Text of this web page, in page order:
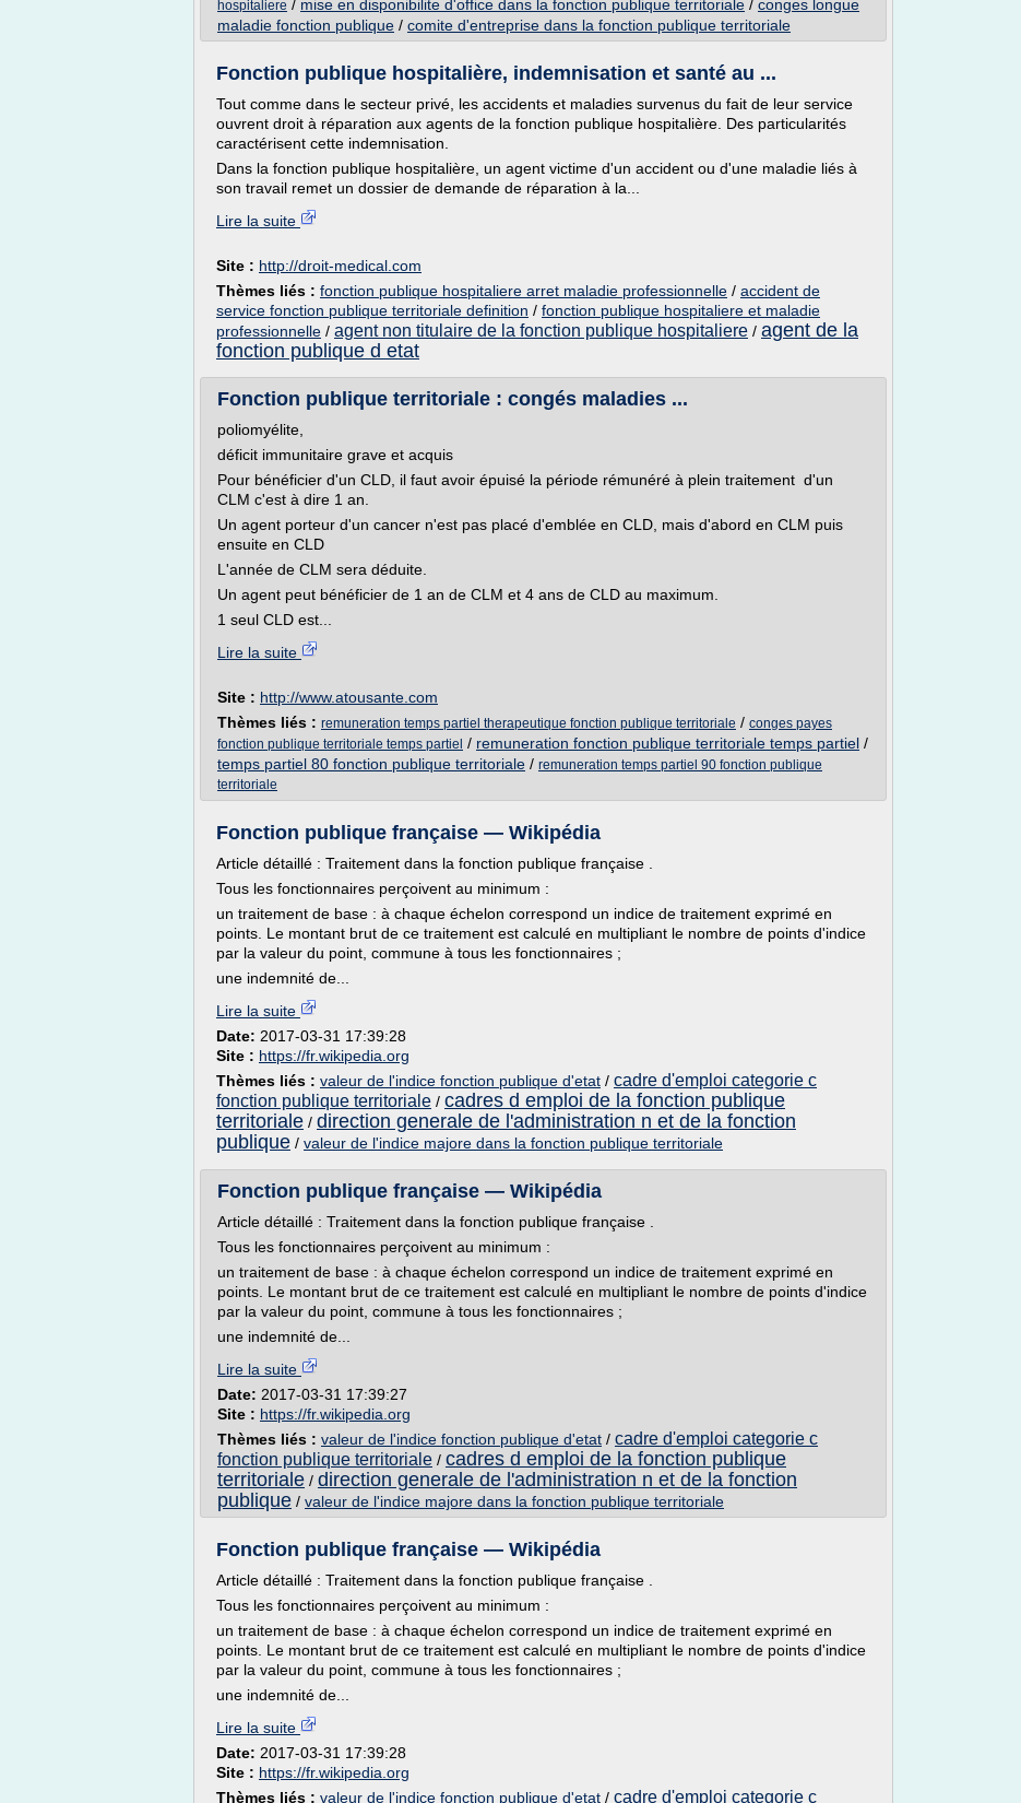
hospitaliere / mise en disponibilite d'office dans la fonction publique territoriale / conges longue
maladie fonction publique / comite d'entreprise dans la fonction publique territoriale
Fonction publique hospitalière, indemnisation et santé au ...
Tout comme dans le secteur privé, les accidents et maladies survenus du fait de leur service
ouvrent droit à réparation aux agents de la fonction publique hospitalière. Des particularités
caractérisent cette indemnisation.
Dans la fonction publique hospitalière, un agent victime d'un accident ou d'une maladie liés à
son travail remet un dossier de demande de réparation à la...
Lire la suite
Site : http://droit-medical.com
Thèmes liés : fonction publique hospitaliere arret maladie professionnelle / accident de
service fonction publique territoriale definition / fonction publique hospitaliere et maladie
professionnelle / agent non titulaire de la fonction publique hospitaliere / agent de la
fonction publique d etat
Fonction publique territoriale : congés maladies ...
poliomyélite,
déficit immunitaire grave et acquis
Pour bénéficier d'un CLD, il faut avoir épuisé la période rémunéré à plein traitement d'un
CLM c'est à dire 1 an.
Un agent porteur d'un cancer n'est pas placé d'emblée en CLD, mais d'abord en CLM puis
ensuite en CLD
L'année de CLM sera déduite.
Un agent peut bénéficier de 1 an de CLM et 4 ans de CLD au maximum.
1 seul CLD est...
Lire la suite
Site : http://www.atousante.com
Thèmes liés : remuneration temps partiel therapeutique fonction publique territoriale / conges payes
fonction publique territoriale temps partiel / remuneration fonction publique territoriale temps partiel /
temps partiel 80 fonction publique territoriale / remuneration temps partiel 90 fonction publique
territoriale
Fonction publique française — Wikipédia
Article détaillé : Traitement dans la fonction publique française .
Tous les fonctionnaires perçoivent au minimum :
un traitement de base : à chaque échelon correspond un indice de traitement exprimé en
points. Le montant brut de ce traitement est calculé en multipliant le nombre de points d'indice
par la valeur du point, commune à tous les fonctionnaires ;
une indemnité de...
Lire la suite
Date: 2017-03-31 17:39:28
Site : https://fr.wikipedia.org
Thèmes liés : valeur de l'indice fonction publique d'etat / cadre d'emploi categorie c
fonction publique territoriale / cadres d emploi de la fonction publique
territoriale / direction generale de l'administration n et de la fonction
publique / valeur de l'indice majore dans la fonction publique territoriale
Fonction publique française — Wikipédia
Article détaillé : Traitement dans la fonction publique française .
Tous les fonctionnaires perçoivent au minimum :
un traitement de base : à chaque échelon correspond un indice de traitement exprimé en
points. Le montant brut de ce traitement est calculé en multipliant le nombre de points d'indice
par la valeur du point, commune à tous les fonctionnaires ;
une indemnité de...
Lire la suite
Date: 2017-03-31 17:39:27
Site : https://fr.wikipedia.org
Thèmes liés : valeur de l'indice fonction publique d'etat / cadre d'emploi categorie c
fonction publique territoriale / cadres d emploi de la fonction publique
territoriale / direction generale de l'administration n et de la fonction
publique / valeur de l'indice majore dans la fonction publique territoriale
Fonction publique française — Wikipédia
Article détaillé : Traitement dans la fonction publique française .
Tous les fonctionnaires perçoivent au minimum :
un traitement de base : à chaque échelon correspond un indice de traitement exprimé en
points. Le montant brut de ce traitement est calculé en multipliant le nombre de points d'indice
par la valeur du point, commune à tous les fonctionnaires ;
une indemnité de...
Lire la suite
Date: 2017-03-31 17:39:28
Site : https://fr.wikipedia.org
Thèmes liés : valeur de l'indice fonction publique d'etat / cadre d'emploi categorie c